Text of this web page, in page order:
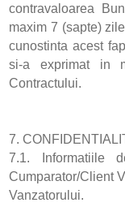
contravaloarea
maxim 7 (sapte)
cunostinta acest
si-a exprimat in
Contractului.
7.
7.1. Informatiile
Cumparator/Client
Vanzatorului.